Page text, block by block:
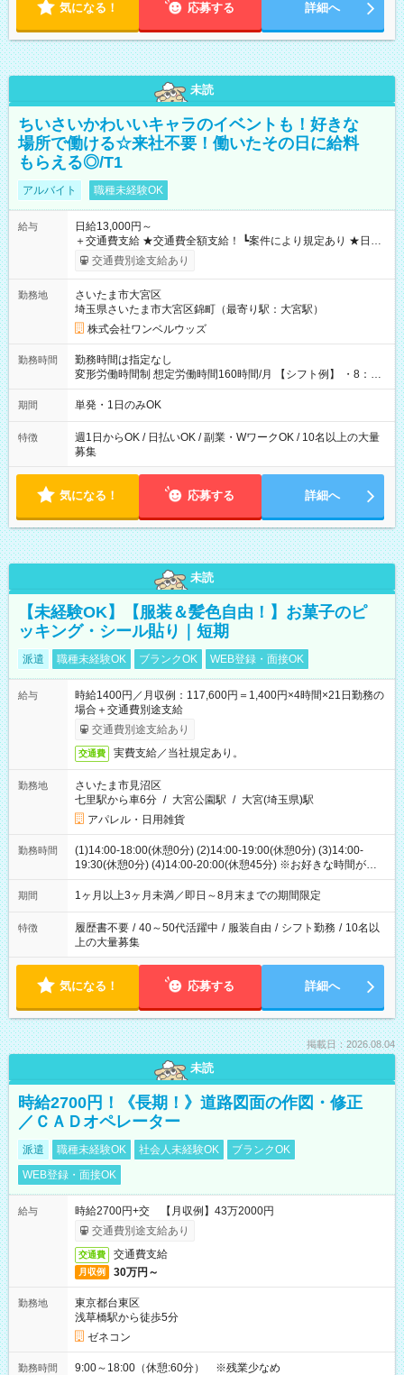
気になる！ 応募する 詳細へ
未読
ちいさいかわいいキャラのイベントも！好きな
場所で働ける☆来社不要！働いたその日に給料
もらえる◎/T1
アルバイト 職種未経験OK
給与
日給13,000円～
＋交通費支給 ★交通費全額支給！ ┗案件により規定あり ★日払
いOK！（規定あり） ┗働いたその日に現金GET♪ お仕事後はコ
ンビニATMから 日払い分を引き落とせます！ 【試用期間】試
交通費別途支給あり
勤務地
さいたま市大宮区
埼玉県さいたま市大宮区錦町（最寄り駅：大宮駅）
株式会社ワンベルウッズ
勤務時間
勤務時間は指定なし
変形労働時間制 想定労働時間160時間/月 【シフト例】 ・8：00
～21：00
期間 単発・1日のみOK
特徴
週1日からOK / 日払いOK / 副業・WワークOK / 10名以上の大量
募集
気になる！ 応募する 詳細へ
未読
【未経験OK】【服装＆髪色自由！】お菓子のピ
ッキング・シール貼り｜短期
派遣 職種未経験OK ブランクOK WEB登録・面接OK
給与
時給1400円／月収例：117,600円＝1,400円×4時間×21日勤務の
場合＋交通費別途支給
交通費別途支給あり
交通費 実費支給／当社規定あり。
勤務地
さいたま市見沼区
七里駅から車6分 / 大宮公園駅 / 大宮(埼玉県)駅
アパレル・日用雑貨
勤務時間
(1)14:00-18:00(休憩0分) (2)14:00-19:00(休憩0分) (3)14:00-
19:30(休憩0分) (4)14:00-20:00(休憩45分) ※お好きな時間が選べ
ます
期間 1ヶ月以上3ヶ月未満／即日～8月末までの期間限定
特徴 履歴書不要 / 40～50代活躍中 / 服装自由 / シフト勤務 / 10名以
上の大量募集
気になる！ 応募する 詳細へ
掲載日：2026.08.04
未読
時給2700円！《長期！》道路図面の作図・修正
／ＣＡＤオペレーター
派遣 職種未経験OK 社会人未経験OK
ブランクOK
WEB登録・面接OK
給与
時給2700円+交 【月収例】43万2000円
交通費別途支給あり
交通費 交通費支給
月収例 30万円～
勤務地
東京都台東区
浅草橋駅から徒歩5分
ゼネコン
勤務時間 9:00～18:00（休憩:60分） ※残業少なめ